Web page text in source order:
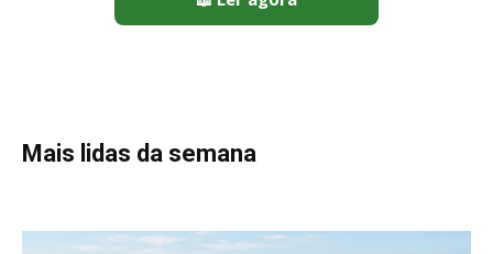
Peixe-lua emerge horizontalmente na superfície oceânica para
permitir que aves marinhas removam ectoparasitas